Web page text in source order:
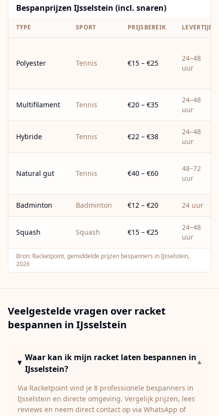
Bespanprijzen IJsselstein (incl. snaren)
TYPE SPORT PRIJSBEREIK LEVERTIJD
Polyester Tennis €15 – €25
24–48
uur
Multifilament Tennis €20 – €35
24–48
uur
Hybride Tennis €22 – €38
24–48
uur
Natural gut Tennis €40 – €60
48–72
uur
Badminton Badminton €12 – €20 24 uur
Squash Squash €15 – €25
24–48
uur
Bron: Racketpoint, gemiddelde prijzen bespanners in IJsselstein,
2026
Veelgestelde vragen over racket
bespannen in IJsselstein
Waar kan ik mijn racket laten bespannen in
IJsselstein?
▾
Via Racketpoint vind je 8 professionele bespanners in
IJsselstein en directe omgeving. Vergelijk prijzen, lees
reviews en neem direct contact op via WhatsApp of